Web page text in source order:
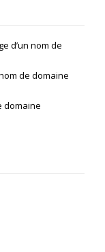
d’un nom de
nom de domaine
domaine